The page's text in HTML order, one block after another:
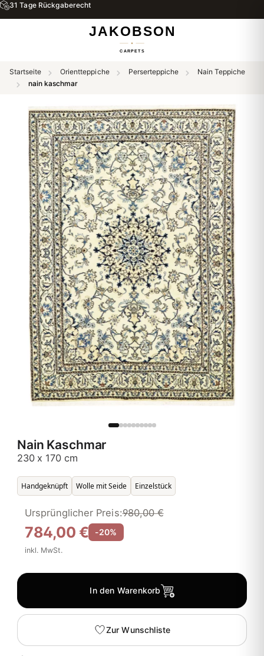
31 Tage Rückgaberecht
Startseite Orientteppiche Perserteppiche
Nain Teppiche
nain kaschmar
Nain Kaschmar
230 x 170 cm
Handgeknüpft Wolle mit Seide Einzelstück
784,00 €
Ursprünglicher Preis:980,00 €
-20%
inkl. MwSt.
In den Warenkorb
Zur Wunschliste